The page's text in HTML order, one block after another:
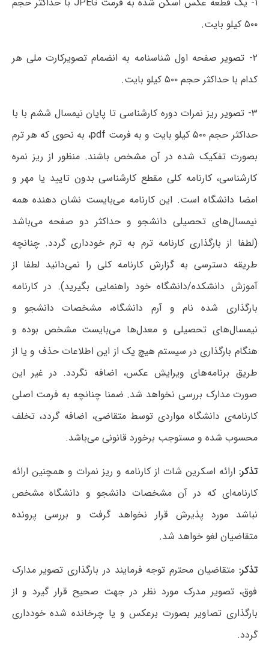
۵۰۰ کیلو بایت.
۲- تصویر صفحه اول شناسنامه به انضمام تصویرکارت ملی هر
کدام با حداکثر حجم ۵۰۰ کیلو بایت.
۳- تصویر ریز نمرات دوره کارشناسی تا پایان نیمسال ششم با با
حداکثر حجم ۵۰۰ کیلو بایت و به فرمت pdf، به نحوی که هر ترم
بصورت تفکیک شده در آن مشخص باشند. منظور از ریز نمره
کارشناسی، کارنامه کلی مقطع کارشناسی بدون تایید یا مهر و
امضا دانشگاه است. این کارنامه می‌بایست نشان دهنده همه
نیمسال‌های تحصیلی دانشجو و حداکثر دو صفحه می‌باشد
(لطفا از بارگذاری کارنامه ترم به ترم خودداری گردد. چنانچه
طریقه دسترسی به گزارش کارنامه کلی را نمی‌دانید لطفا از
آموزش دانشکده/دانشگاه خود راهنمایی بگیرید). در کارنامه
بارگذاری شده نام و آرم دانشگاه، مشخصات دانشجو و
نیمسال‌های تحصیلی و معدل‌ها می‌بایست مشخص بوده و
هنگام بارگذاری در سیستم هیچ یک از این اطلاعات حذف و یا از
طریق برنامه‌های ویرایش عکس، اضافه نگردد. در غیر این
صورت مدارک بررسی نخواهد شد. ضمنا چنانچه به فرمت اصلی
کارنامه‌ی دانشگاه مواردی توسط متقاضی، اضافه گردد، تخلف
محسوب شده و مستوجب برخورد قانونی می‌باشد.
تذکر: ارائه اسکرین شات از کارنامه و ریز نمرات و همچنین ارائه
کارنامه‌ای که در آن مشخصات دانشجو و دانشگاه مشخص
نباشد مورد پذیرش قرار نخواهد گرفت و بررسی پرونده
متقاضیان لغو خواهد شد.
تذکر: متقاضیان محترم توجه فرمایند در بارگذاری تصویر مدارک
فوق، تصویر مدرک مورد نظر در جهت صحیح قرار گیرد و از
بارگذاری تصاویر بصورت برعکس و یا چرخانده شده خودداری
گردد.